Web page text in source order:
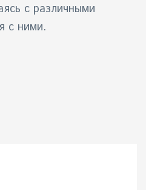
с различными
с ними.